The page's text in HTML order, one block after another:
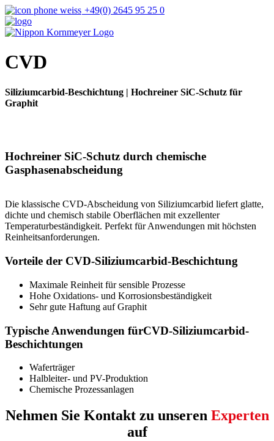
+49(0) 2645 95 25 0
CVD
Siliziumcarbid-Beschichtung | Hochreiner SiC-Schutz für
Graphit
Hochreiner SiC-Schutz durch chemische
Gasphasenabscheidung
Die klassische CVD-Abscheidung von Siliziumcarbid liefert glatte,
dichte und chemisch stabile Oberflächen mit exzellenter
Temperaturbeständigkeit. Perfekt für Anwendungen mit höchsten
Reinheitsanforderungen.
Vorteile der CVD-Siliziumcarbid-Beschichtung
Maximale Reinheit für sensible Prozesse
Hohe Oxidations- und Korrosionsbeständigkeit
Sehr gute Haftung auf Graphit
Typische Anwendungen fürCVD-Siliziumcarbid-
Beschichtungen
Waferträger
Halbleiter- und PV-Produktion
Chemische Prozessanlagen
Nehmen Sie Kontakt zu unseren Experten
auf